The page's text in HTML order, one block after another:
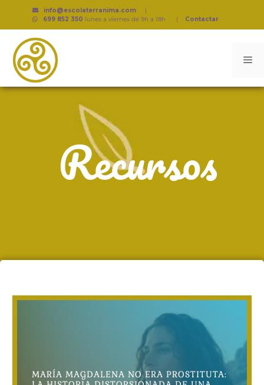
info@escolaterranima.com |
699 852 350 lunes a viernes de 9h a 18h | Contactar
Recursos
MARÍA MAGDALENA NO ERA PROSTITUTA: